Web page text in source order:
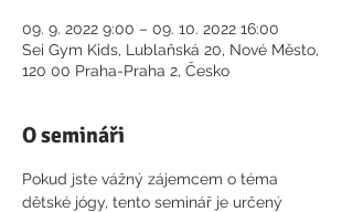
09. 9. 2022 9:00 – 09. 10. 2022 16:00
Sei Gym Kids, Lublaňská 20, Nové Město,
120 00 Praha-Praha 2, Česko
O semináři
Pokud jste vážný zájemcem o téma
dětské jógy, tento seminář je určený